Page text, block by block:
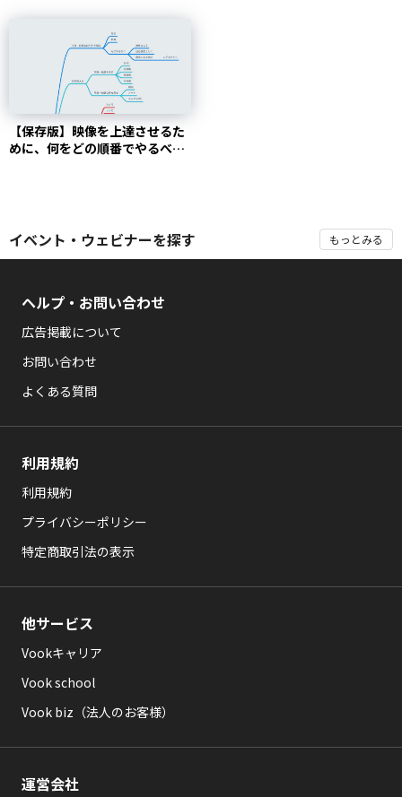
【保存版】映像を上達させるた
めに、何をどの順番でやるべき
イベント・ウェビナーを探す もっとみる
ヘルプ・お問い合わせ
広告掲載について
お問い合わせ
よくある質問
利用規約
利用規約
プライバシーポリシー
特定商取引法の表示
他サービス
Vookキャリア
Vook school
Vook biz（法人のお客様）
運営会社